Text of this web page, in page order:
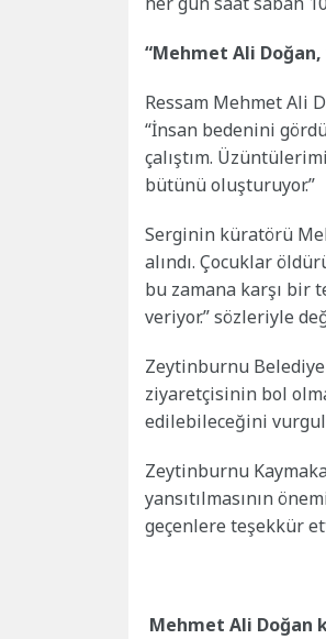
“Mehmet Ali Doğan,
Ressam Mehmet Ali
“İnsan bedenini
çalıştım.
bütünü oluşturuyor.”
Serginin küratörü
alındı. Çocuklar
bu zamana karşı bir
veriyor.” sözleriyle
Zeytinburnu Belediye
ziyaretçisinin bol
edilebileceğini
Zeytinburnu
yansıtılmasının
geçenlere teşekkür
Mehmet Ali Doğan